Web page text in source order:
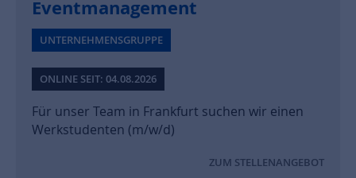
Eventmanagement
UNTERNEHMENSGRUPPE
ONLINE SEIT: 04.08.2026
Für unser Team in Frankfurt suchen wir einen
Werkstudenten (m/w/d)
ZUM STELLENANGEBOT